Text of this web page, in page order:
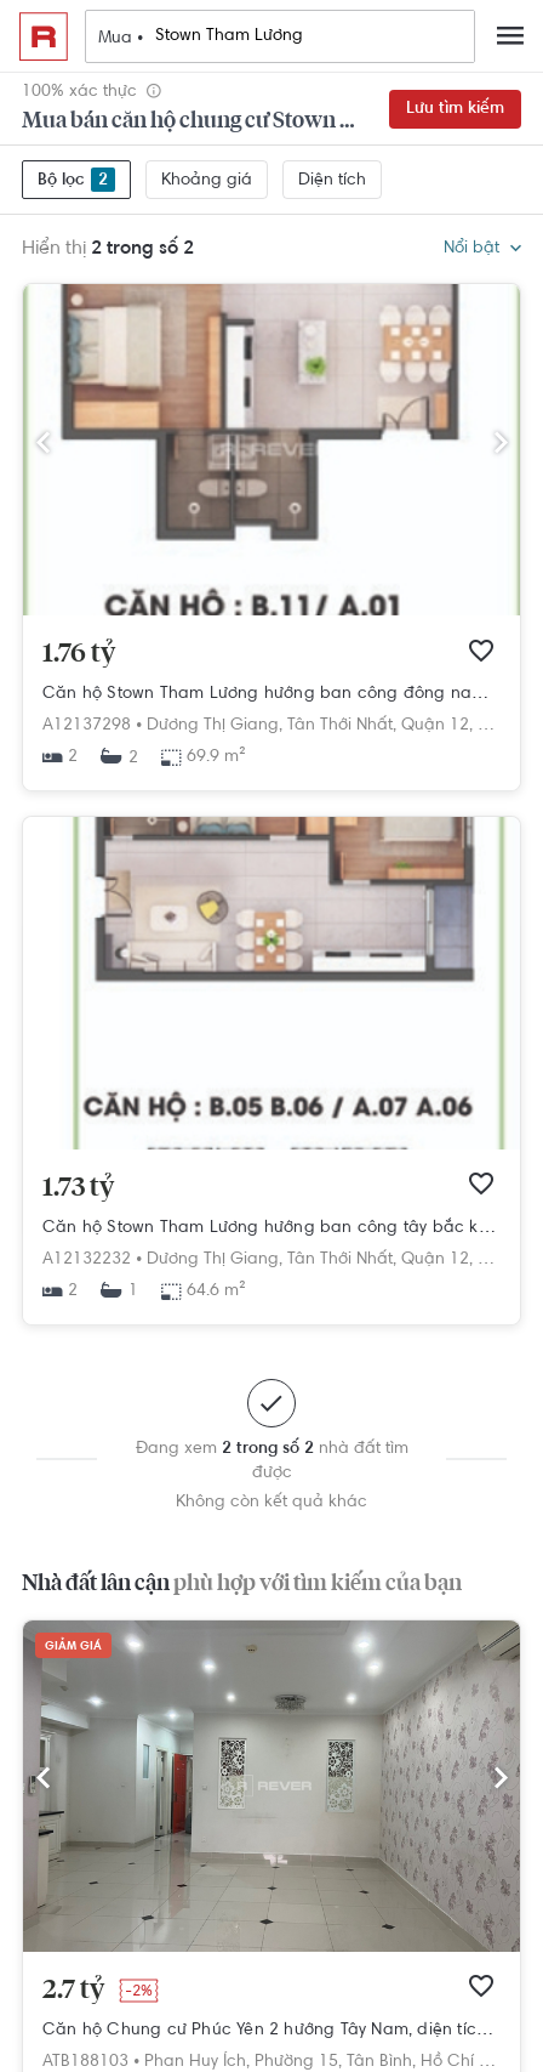
Mua •
100% xác thực
Mua bán căn hộ chung cư Stown Tham Lương Quận 12 2 phòng ngủ đẹp,
Lưu tìm kiếm
Bộ lọc 2 Khoảng giá Diện tích
Hiển thị 2 trong số 2 Nổi bật
1.76 tỷ
Căn hộ Stown Tham Lương hướng ban công đông nam không có nội thất diện tích 69.9m².
A12137298 • Dương Thị Giang, Tân Thới Nhất, Quận 12, Hồ Chí
2
2 69.9 m²
1.73 tỷ
Căn hộ Stown Tham Lương hướng ban công tây bắc không có nội thất diện tích 64.6m²
A12132232 • Dương Thị Giang, Tân Thới Nhất, Quận 12, Hồ Chí
2
1 64.6 m²
Đang xem 2 trong số 2nhà đất tìm
được
Không còn kết quả khác
Nhà đất lân cậnphù hợp với tìm kiếm của bạn
GIẢM GIÁ
2.7 tỷ -2%
Căn hộ Chung cư Phúc Yên 2 hướng Tây Nam, diện tích 88.1m²
ATB188103 • Phan Huy Ích, Phường 15, Tân Bình, Hồ Chí Minh